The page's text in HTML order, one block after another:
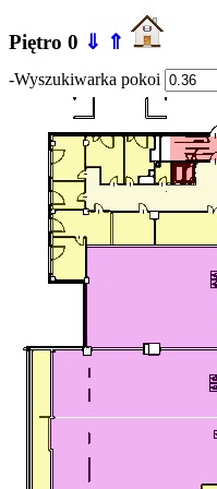
Piętro 0 ⇓ ⇑
-Wyszukiwarka pokoi